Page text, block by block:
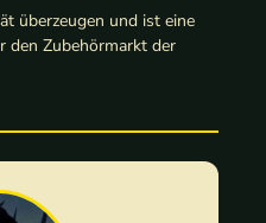
überzeugen und ist eine
den Zubehörmarkt der